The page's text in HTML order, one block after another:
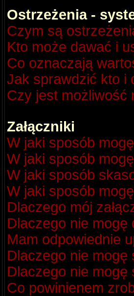
Ostrzeżenia -
Czym są
Kto może dawać i
Co oznaczają
Jak sprawdzić kto i
Czy jest możliwość
Załączniki
W jaki sposób
W jaki sposób
W jaki sposób
W jaki sposób
Dlaczego mój
Dlaczego nie mogę
Mam odpowiednie
Dlaczego nie mogę
Dlaczego nie mogę
Co powinienem